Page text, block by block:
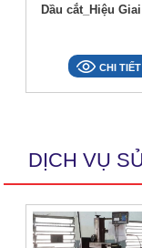
Dầu cắt_Hiệu
CHI TIẾT
DỊCH VỤ